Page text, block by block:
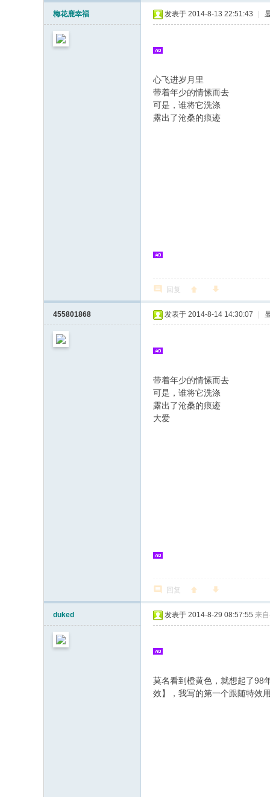
梅花鹿幸福 发表于 2014-8-13 22:51:43
心飞进岁月里
带着年少的情愫而去
可是，谁将它洗涤
露出了沧桑的痕迹
回复
455801868 发表于 2014-8-14 14:30:07
带着年少的情愫而去
可是，谁将它洗涤
露出了沧桑的痕迹
大爱
回复
duked 发表于 2014-8-29 08:57:55 来
莫名看到橙黄色，就想起了98
效】，我写的第一个跟随特效